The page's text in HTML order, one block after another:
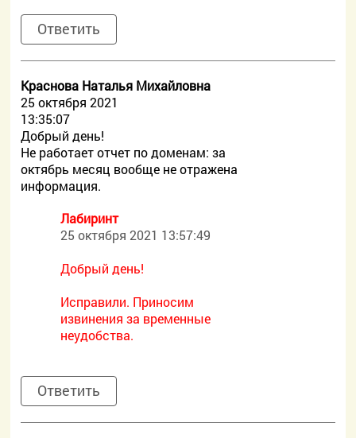
Ответить
Краснова Наталья Михайловна
25 октября 2021
13:35:07
Добрый день!
Не работает отчет по доменам: за
октябрь месяц вообще не отражена
информация.
Лабиринт
25 октября 2021 13:57:49
Добрый день!
Исправили. Приносим
извинения за временные
неудобства.
Ответить